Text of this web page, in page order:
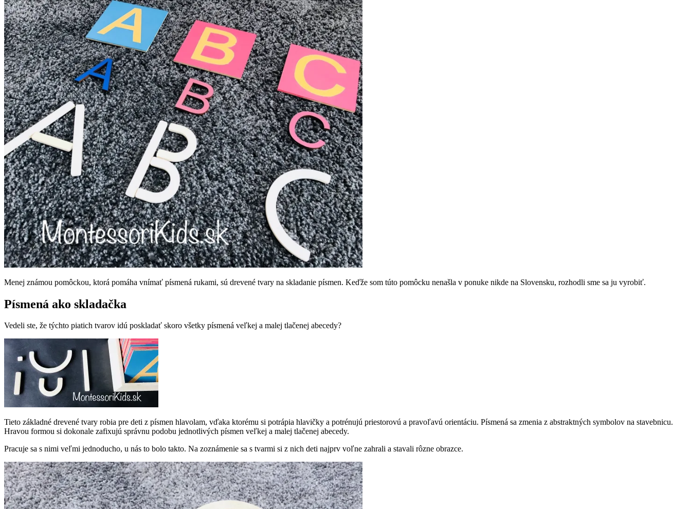
Menej známou pomôckou, ktorá pomáha vnímať písmená rukami, sú drevené tvary na skladanie písmen. Keďže som túto pomôcku nenašla v ponuke nikde na Slovensku, rozhodli sme sa ju vyrobiť.
Písmená ako skladačka
Vedeli ste, že týchto piatich tvarov idú poskladať skoro všetky písmená veľkej a malej tlačenej abecedy?
Tieto základné drevené tvary robia pre deti z písmen hlavolam, vďaka ktorému si potrápia hlavičky a potrénujú priestorovú a pravoľavú orientáciu. Písmená sa zmenia z abstraktných symbolov na stavebnicu.
Hravou formou si dokonale zafixujú správnu podobu jednotlivých písmen veľkej a malej tlačenej abecedy.
Pracuje sa s nimi veľmi jednoducho, u nás to bolo takto. Na zoznámenie sa s tvarmi si z nich deti najprv voľne zahrali a stavali rôzne obrazce.